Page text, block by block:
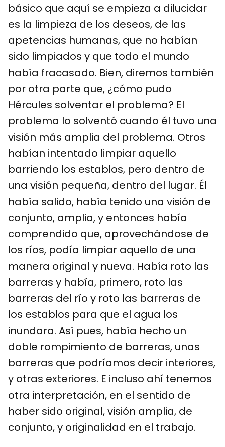
básico que aquí se empieza a dilucidar
es la limpieza de los deseos, de las
apetencias humanas, que no habían
sido limpiados y que todo el mundo
había fracasado. Bien, diremos también
por otra parte que, ¿cómo pudo
Hércules solventar el problema? El
problema lo solventó cuando él tuvo una
visión más amplia del problema. Otros
habían intentado limpiar aquello
barriendo los establos, pero dentro de
una visión pequeña, dentro del lugar. Él
había salido, había tenido una visión de
conjunto, amplia, y entonces había
comprendido que, aprovechándose de
los ríos, podía limpiar aquello de una
manera original y nueva. Había roto las
barreras y había, primero, roto las
barreras del río y roto las barreras de
los establos para que el agua los
inundara. Así pues, había hecho un
doble rompimiento de barreras, unas
barreras que podríamos decir interiores,
y otras exteriores. E incluso ahí tenemos
otra interpretación, en el sentido de
haber sido original, visión amplia, de
conjunto, y originalidad en el trabajo.